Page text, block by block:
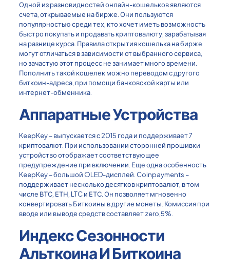
Одной из разновидностей онлайн-кошельков являются
счета, открываемые на бирже. Они пользуются
популярностью среди тех, кто хочет иметь возможность
быстро покупать и продавать криптовалюту, зарабатывая
на разнице курса. Правила открытия кошелька на бирже
могут отличаться в зависимости от выбранного сервиса,
но зачастую этот процесс не занимает много времени.
Пополнить такой кошелек можно переводом с другого
биткоин-адреса, при помощи банковской карты или
интернет-обменника.
Аппаратные Устройства
KeepKey – выпускается с 2015 года и поддерживает 7
криптовалют. При использовании сторонней прошивки
устройство отображает соответствующее
предупреждение при включении. Еще одна особенность
KeepKey – большой OLED-дисплей. Coinpayments –
поддерживает несколько десятков криптовалют, в том
числе ВТС, ЕТН, LTC и ЕТС. Он позволяет мгновенно
конвертировать Биткоины в другие монеты. Комиссия при
вводе или выводе средств составляет zero,5%.
Индекс Сезонности
Альткоина И Биткоина